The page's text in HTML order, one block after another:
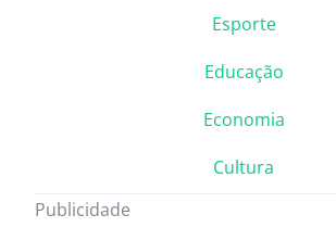
Esporte
Educação
Economia
Cultura
Publicidade